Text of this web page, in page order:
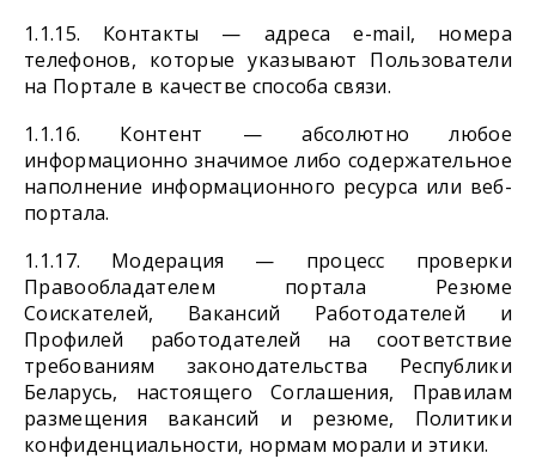
1.1.15. Контакты — адреса e-mail, номера
телефонов, которые указывают Пользователи
на Портале в качестве способа связи.
1.1.16. Контент — абсолютно любое
информационно значимое либо содержательное
наполнение информационного ресурса или веб-
портала.
1.1.17. Модерация — процесс проверки
Правообладателем портала Резюме
Соискателей, Вакансий Работодателей и
Профилей работодателей на соответствие
требованиям законодательства Республики
Беларусь, настоящего Соглашения, Правилам
размещения вакансий и резюме, Политики
конфиденциальности, нормам морали и этики.